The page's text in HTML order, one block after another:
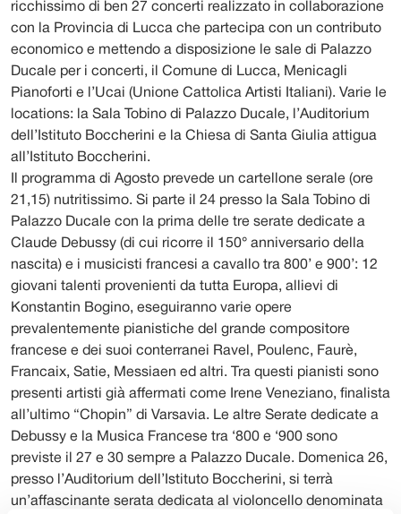
ricchissimo di ben 27 concerti realizzato in collaborazione
con la Provincia di Lucca che partecipa con un contributo
economico e mettendo a disposizione le sale di Palazzo
Ducale per i concerti, il Comune di Lucca, Menicagli
Pianoforti e l’Ucai (Unione Cattolica Artisti Italiani). Varie le
locations: la Sala Tobino di Palazzo Ducale, l’Auditorium
dell’Istituto Boccherini e la Chiesa di Santa Giulia attigua
all’Istituto Boccherini.
Il programma di Agosto prevede un cartellone serale (ore
21,15) nutritissimo. Si parte il 24 presso la Sala Tobino di
Palazzo Ducale con la prima delle tre serate dedicate a
Claude Debussy (di cui ricorre il 150° anniversario della
nascita) e i musicisti francesi a cavallo tra 800’ e 900’: 12
giovani talenti provenienti da tutta Europa, allievi di
Konstantin Bogino, eseguiranno varie opere
prevalentemente pianistiche del grande compositore
francese e dei suoi conterranei Ravel, Poulenc, Faurè,
Francaix, Satie, Messiaen ed altri. Tra questi pianisti sono
presenti artisti già affermati come Irene Veneziano, finalista
all’ultimo “Chopin” di Varsavia. Le altre Serate dedicate a
Debussy e la Musica Francese tra ‘800 e ‘900 sono
previste il 27 e 30 sempre a Palazzo Ducale. Domenica 26,
presso l’Auditorium dell’Istituto Boccherini, si terrà
un’affascinante serata dedicata al violoncello denominata